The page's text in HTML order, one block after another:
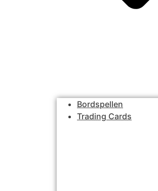
Bordspellen
Trading Cards